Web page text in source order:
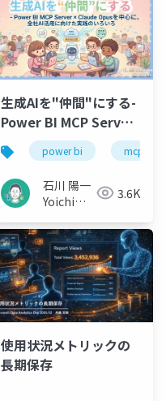
生成AIを"仲間"にする-
Power BI MCP Server
× Claude Opus を中
心に、全社AI活用に向
けた実践のいろいろ
power bi mcp
石川 陽一
Yoichi
3.6K
使用状況メトリックの
長期保存